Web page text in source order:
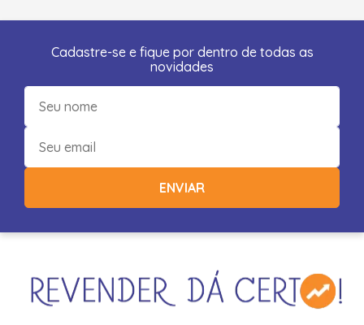
Cadastre-se e fique por dentro de todas as
novidades
ENVIAR